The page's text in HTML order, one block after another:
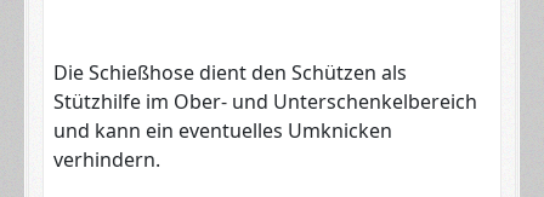
Die Schießhose dient den Schützen als
Stützhilfe im Ober- und Unterschenkelbereich
und kann ein eventuelles Umknicken
verhindern.